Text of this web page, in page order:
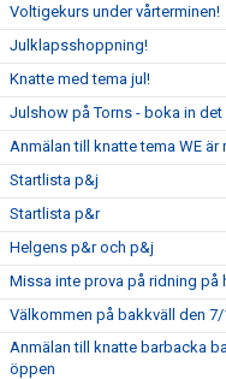
Voltigekurs under vårterminen!
Julklapsshoppning!
Knatte med tema jul!
Julshow på Torns - boka in det
Anmälan till knatte tema WE är
Startlista p&j
Startlista p&r
Helgens p&r och p&j
Missa inte prova på ridning på
Välkommen på bakkväll den 7/
Anmälan till knatte barbacka
öppen